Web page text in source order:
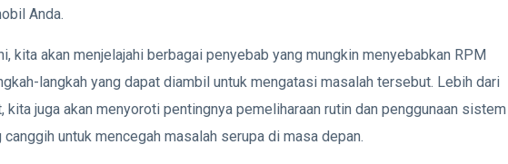
Anda.
kita akan menjelajahi berbagai penyebab yang mungkin menyebabkan RPM
langkah yang dapat diambil untuk mengatasi masalah tersebut. Lebih dari
juga akan menyoroti pentingnya pemeliharaan rutin dan penggunaan sistem
untuk mencegah masalah serupa di masa depan.